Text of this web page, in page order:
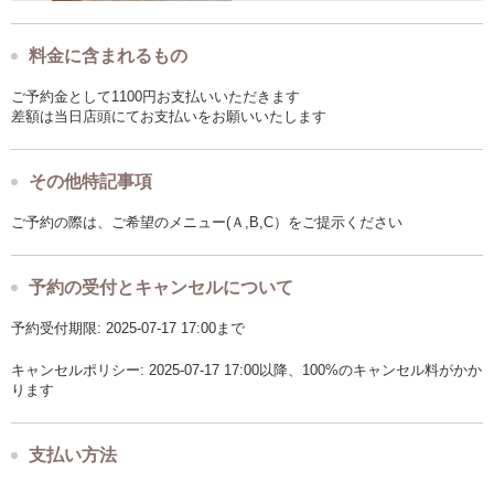
料金に含まれるもの
ご予約金として1100円お支払いいただきます
差額は当日店頭にてお支払いをお願いいたします
その他特記事項
ご予約の際は、ご希望のメニュー(Ａ,B,C）をご提示ください
予約の受付とキャンセルについて
予約受付期限: 2025-07-17 17:00まで
キャンセルポリシー: 2025-07-17 17:00以降、100%のキャンセル料がかか
ります
支払い方法